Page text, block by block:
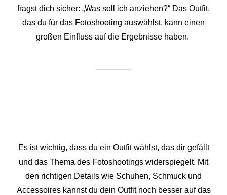
fragst dich sicher: „Was soll ich anziehen?“ Das Outfit,
das du für das Fotoshooting auswählst, kann einen
großen Einfluss auf die Ergebnisse haben.
Es ist wichtig, dass du ein Outfit wählst, das dir gefällt
und das Thema des Fotoshootings widerspiegelt. Mit
den richtigen Details wie Schuhen, Schmuck und
Accessoires kannst du dein Outfit noch besser auf das